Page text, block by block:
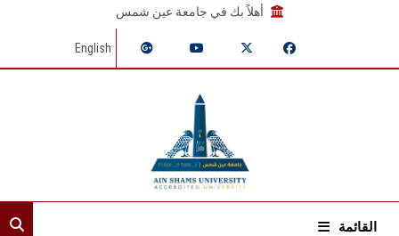
أهلاً بك في جامعة عين شمس
English
القائمة